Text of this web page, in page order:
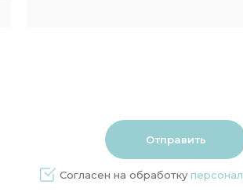
Согласен на обработку